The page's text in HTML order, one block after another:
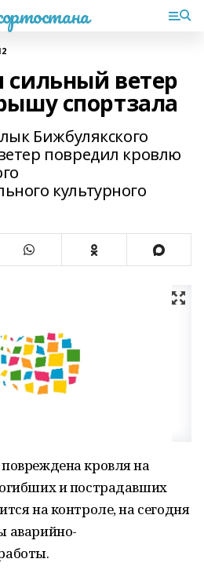
ветер
спортзала
Бижбулякского
повредил кровлю
культурного
кровля на
и пострадавших
на контроле, на сегодня
аварийно-